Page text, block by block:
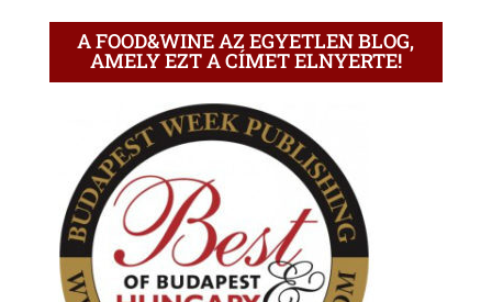
A FOOD&WINE AZ EGYETLEN BLOG,
AMELY EZT A CÍMET ELNYERTE!